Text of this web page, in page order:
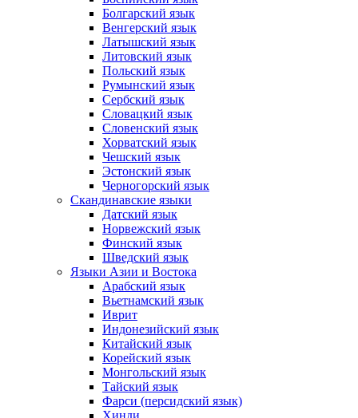
Болгарский язык
Венгерский язык
Латышский язык
Литовский язык
Польский язык
Румынский язык
Сербский язык
Словацкий язык
Словенский язык
Хорватский язык
Чешский язык
Эстонский язык
Черногорский язык
Скандинавские языки
Датский язык
Норвежский язык
Финский язык
Шведский язык
Языки Азии и Востока
Арабский язык
Вьетнамский язык
Иврит
Индонезийский язык
Китайский язык
Корейский язык
Монгольский язык
Тайский язык
Фарси (персидский язык)
Хинди